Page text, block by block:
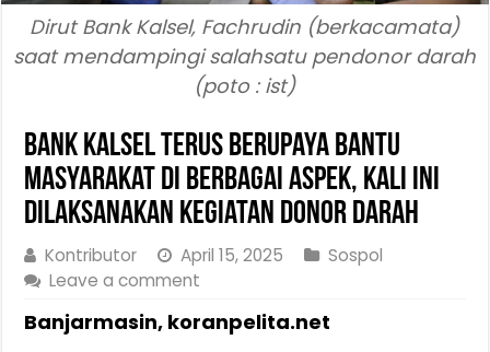
Dirut Bank Kalsel, Fachrudin (berkacamata)
saat mendampingi salahsatu pendonor darah
(poto : ist)
Bank Kalsel Terus Berupaya Bantu
Masyarakat di Berbagai Aspek, Kali ini
Dilaksanakan Kegiatan Donor Darah
Kontributor April 15, 2025
Sospol
Leave a comment
Banjarmasin, koranpelita.net